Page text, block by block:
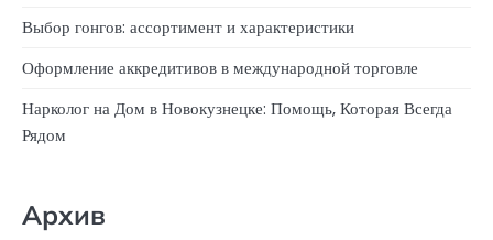
Выбор гонгов: ассортимент и характеристики
Оформление аккредитивов в международной торговле
Нарколог на Дом в Новокузнецке: Помощь, Которая Всегда
Рядом
Архив